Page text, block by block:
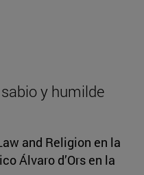
y humilde
and Religion en la
Álvaro d’Ors en la